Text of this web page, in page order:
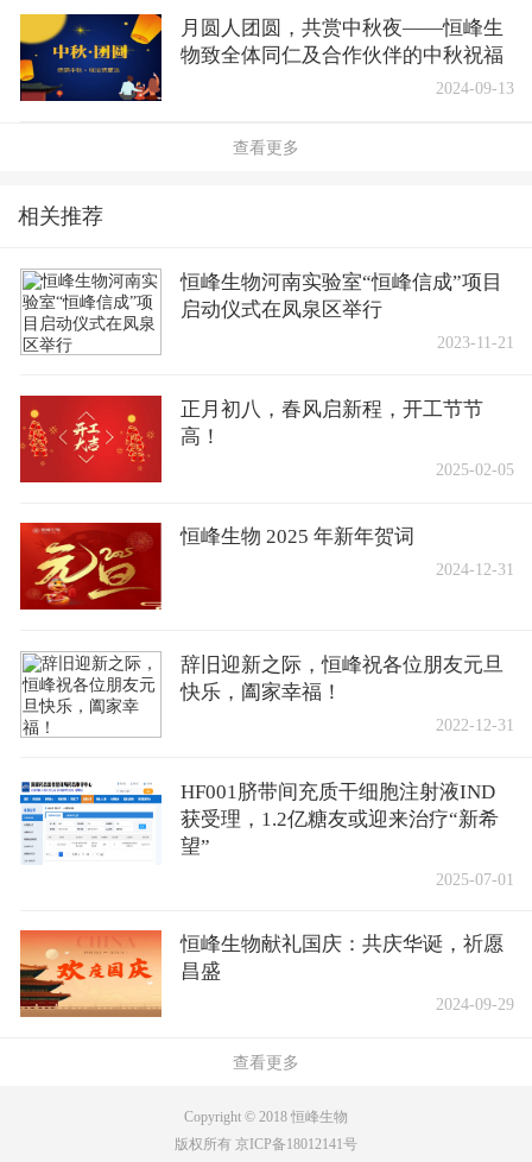
月圆人团圆，共赏中秋夜——恒峰生
物致全体同仁及合作伙伴的中秋祝福
2024-09-13
查看更多
相关推荐
恒峰生物河南实验室“恒峰信成”项目
启动仪式在凤泉区举行
2023-11-21
正月初八，春风启新程，开工节节
高！
2025-02-05
恒峰生物 2025 年新年贺词
2024-12-31
辞旧迎新之际，恒峰祝各位朋友元旦
快乐，阖家幸福！
2022-12-31
HF001脐带间充质干细胞注射液IND
获受理，1.2亿糖友或迎来治疗“新希
望”
2025-07-01
恒峰生物献礼国庆：共庆华诞，祈愿
昌盛
2024-09-29
查看更多
Copyright © 2018 恒峰生物
版权所有 京ICP备18012141号